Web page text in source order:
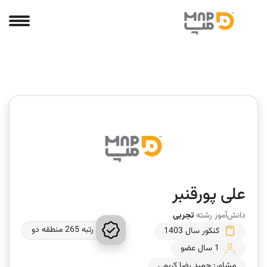
علی پورقنبر
دانش‌آموز رشتهتجربی
کنکور سال 1403
1 سال عضو
رتبه 265 منطقه دو